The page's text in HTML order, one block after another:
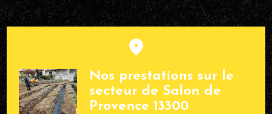
Nos prestations sur le
secteur de Salon de
Provence 13300